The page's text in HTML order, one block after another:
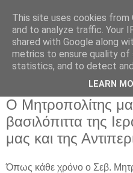
Αρχική Σελίδα
Ο Μητροπολίτης
βασιλόπιττα της
μας και της
Όπως κάθε χρόνο ο Σεβ.
This site uses cookies
and to analyze traffic. Your
shared with Google along
metrics to ensure quality of
statistics, and to detect
LEARN